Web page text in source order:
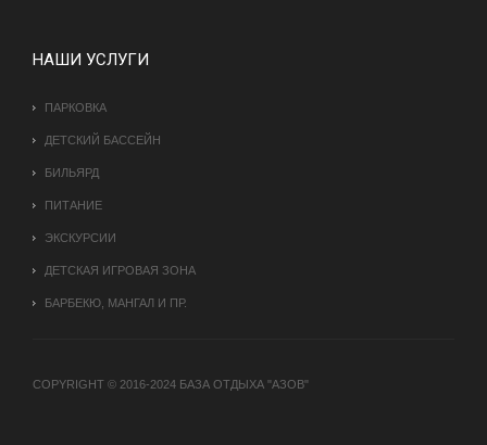
НАШИ УСЛУГИ
ПАРКОВКА
ДЕТСКИЙ БАССЕЙН
БИЛЬЯРД
ПИТАНИЕ
ЭКСКУРСИИ
ДЕТСКАЯ ИГРОВАЯ ЗОНА
БАРБЕКЮ, МАНГАЛ И ПР.
COPYRIGHT © 2016-2024 БАЗА ОТДЫХА "АЗОВ"